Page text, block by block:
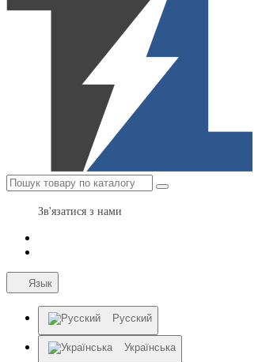
Зв'язатися з нами
Язык
Русский
Українська